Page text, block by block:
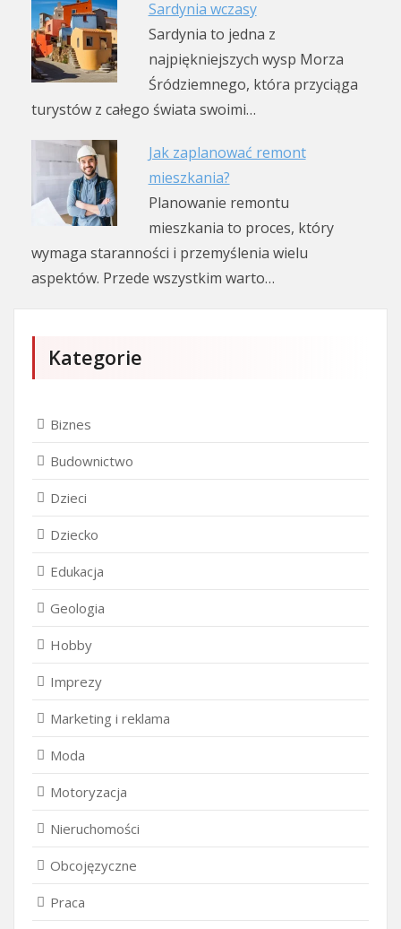
Sardynia wczasy
Sardynia to jedna z
najpiękniejszych wysp Morza
Śródziemnego, która przyciąga
turystów z całego świata swoimi…
Jak zaplanować remont
mieszkania?
Planowanie remontu
mieszkania to proces, który
wymaga staranności i przemyślenia wielu
aspektów. Przede wszystkim warto…
Kategorie
Biznes
Budownictwo
Dzieci
Dziecko
Edukacja
Geologia
Hobby
Imprezy
Marketing i reklama
Moda
Motoryzacja
Nieruchomości
Obcojęzyczne
Praca